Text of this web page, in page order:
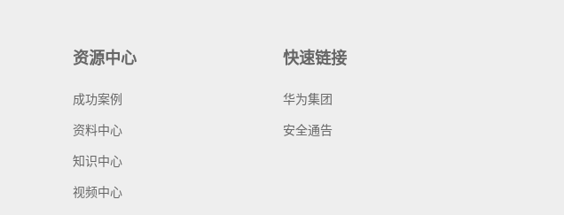
资源中心
成功案例
资料中心
知识中心
视频中心
快速链接
华为集团
安全通告